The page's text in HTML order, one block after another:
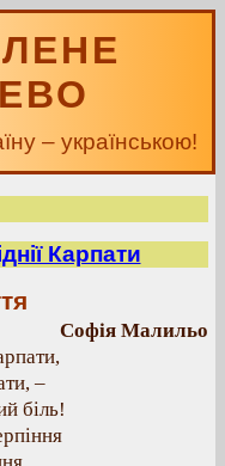
– українською!
Карпати
Софія Малильо
–
біль!